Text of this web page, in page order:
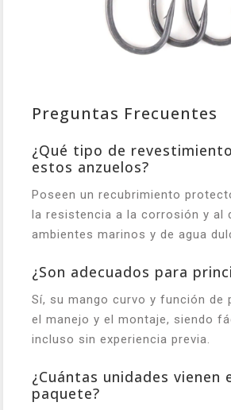
Preguntas Frecuentes
¿Qué tipo de
estos anzuelos?
Poseen un recubrimiento
la resistencia a la corrosión y al
ambientes marinos y de agua
¿Son adecuados para
Sí, su mango curvo y función de
el manejo y el montaje, siendo
incluso sin experiencia previa.
¿Cuántas unidades vienen
paquete?